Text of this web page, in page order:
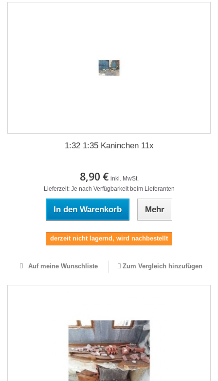
1:32 1:35 Kaninchen 11x
8,90 € inkl. MwSt.
Lieferzeit: Je nach Verfügbarkeit beim Lieferanten
In den Warenkorb Mehr
derzeit nicht lagernd, wird nachbestellt
Auf meine Wunschliste Zum Vergleich hinzufügen